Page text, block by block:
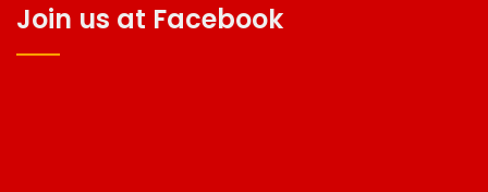
Join us at Facebook